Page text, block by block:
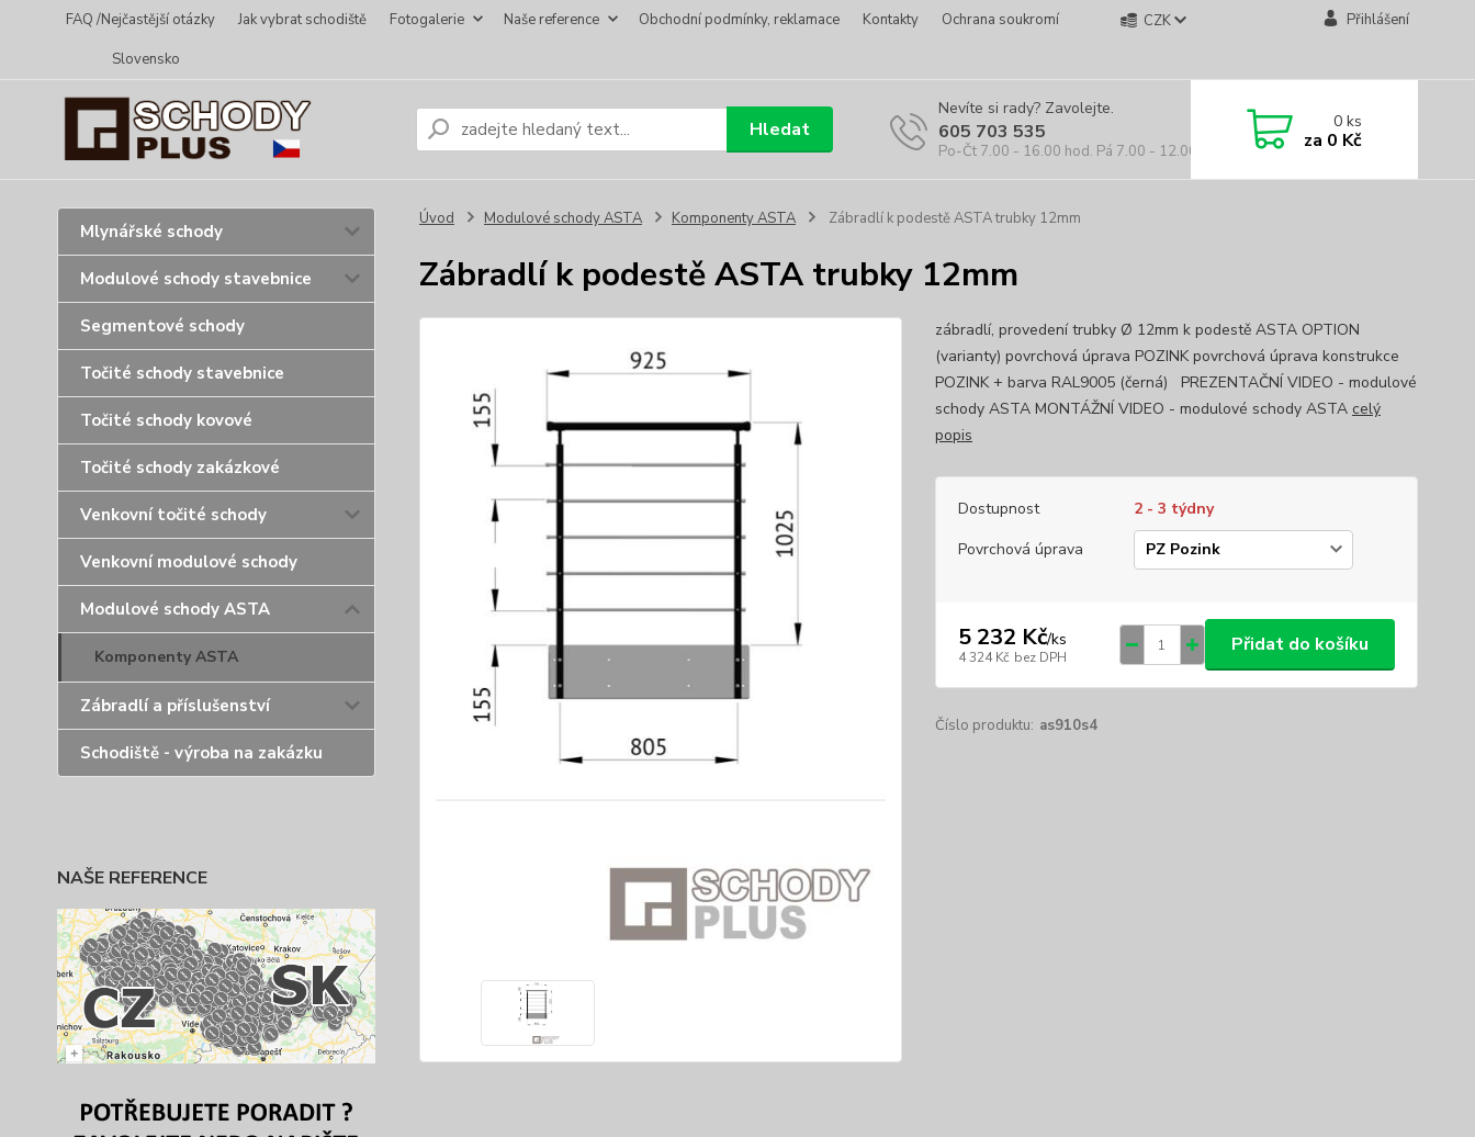
FAQ /Nejčastější otázky Jak vybrat schodiště Fotogalerie Naše reference Obchodní podmínky, reklamace Kontakty
Ochrana soukromí
Slovensko
CZK Přihlášení
Hledat
Nevíte si rady? Zavolejte.
605 703 535
Po-Čt 7.00 - 16.00 hod. Pá 7.00 - 12.00 hod.
0ks
za 0 Kč
Mlynářské schody
Modulové schody stavebnice
Segmentové schody
Točité schody stavebnice
Točité schody kovové
Točité schody zakázkové
Venkovní točité schody
Venkovní modulové schody
Modulové schody ASTA
Komponenty ASTA
Zábradlí a příslušenství
Schodiště - výroba na zakázku
NAŠE REFERENCE
Úvod Modulové schody ASTA Komponenty ASTA Zábradlí k podestě ASTA trubky 12mm
Zábradlí k podestě ASTA trubky 12mm
zábradlí, provedení trubky Ø 12mm k podestě ASTA OPTION
(varianty) povrchová úprava POZINK povrchová úprava konstrukce
POZINK + barva RAL9005 (černá) PREZENTAČNÍ VIDEO - modulové
schody ASTA MONTÁŽNÍ VIDEO - modulové schody ASTA celý
popis
Dostupnost
2 - 3 týdny
Povrchová úprava
5 232 Kč/ks
4 324 Kč bez DPH
Přidat do košíku
Číslo produktu: as910s4